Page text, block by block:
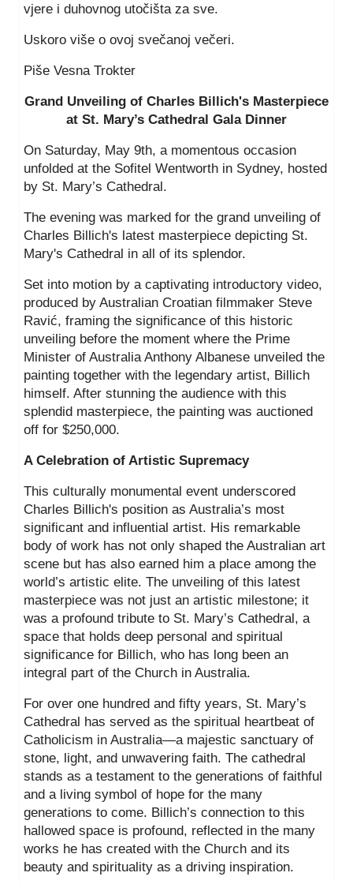
vjere i duhovnog utočišta za sve.
Uskoro više o ovoj svečanoj večeri.
Piše Vesna Trokter
Grand Unveiling of Charles Billich's Masterpiece
at St. Mary’s Cathedral Gala Dinner
On Saturday, May 9th, a momentous occasion
unfolded at the Sofitel Wentworth in Sydney, hosted
by St. Mary’s Cathedral.
The evening was marked for the grand unveiling of
Charles Billich's latest masterpiece depicting St.
Mary's Cathedral in all of its splendor.
Set into motion by a captivating introductory video,
produced by Australian Croatian filmmaker Steve
Ravić, framing the significance of this historic
unveiling before the moment where the Prime
Minister of Australia Anthony Albanese unveiled the
painting together with the legendary artist, Billich
himself. After stunning the audience with this
splendid masterpiece, the painting was auctioned
off for $250,000.
A Celebration of Artistic Supremacy
This culturally monumental event underscored
Charles Billich's position as Australia’s most
significant and influential artist. His remarkable
body of work has not only shaped the Australian art
scene but has also earned him a place among the
world’s artistic elite. The unveiling of this latest
masterpiece was not just an artistic milestone; it
was a profound tribute to St. Mary’s Cathedral, a
space that holds deep personal and spiritual
significance for Billich, who has long been an
integral part of the Church in Australia.
For over one hundred and fifty years, St. Mary’s
Cathedral has served as the spiritual heartbeat of
Catholicism in Australia—a majestic sanctuary of
stone, light, and unwavering faith. The cathedral
stands as a testament to the generations of faithful
and a living symbol of hope for the many
generations to come. Billich’s connection to this
hallowed space is profound, reflected in the many
works he has created with the Church and its
beauty and spirituality as a driving inspiration.